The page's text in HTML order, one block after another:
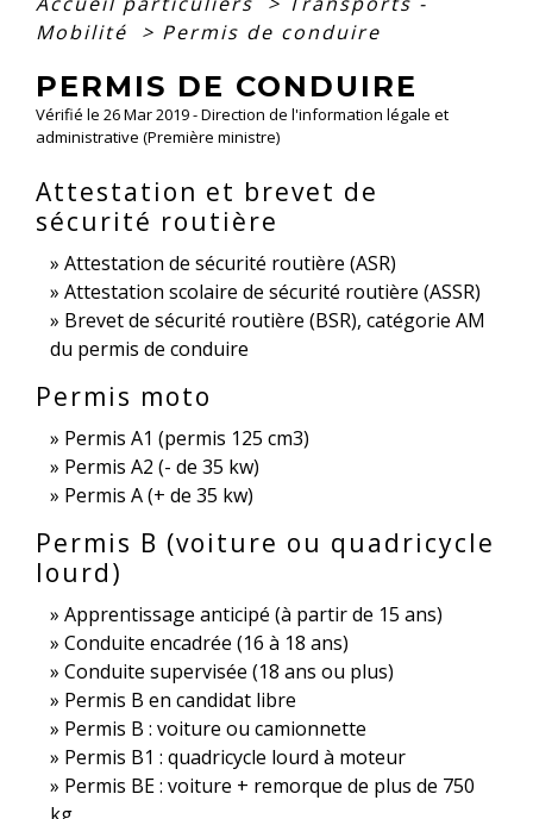
Mobilité
> Permis de conduire
PERMIS DE CONDUIRE
Vérifié le 26 Mar 2019 - Direction de l'information légale et
administrative (Première ministre)
Attestation et brevet de
sécurité routière
Attestation de sécurité routière (ASR)
Attestation scolaire de sécurité routière (ASSR)
Brevet de sécurité routière (BSR), catégorie AM
du permis de conduire
Permis moto
Permis A1 (permis 125 cm3)
Permis A2 (- de 35 kw)
Permis A (+ de 35 kw)
Permis B (voiture ou quadricycle
lourd)
Apprentissage anticipé (à partir de 15 ans)
Conduite encadrée (16 à 18 ans)
Conduite supervisée (18 ans ou plus)
Permis B en candidat libre
Permis B : voiture ou camionnette
Permis B1 : quadricycle lourd à moteur
Permis BE : voiture + remorque de plus de 750